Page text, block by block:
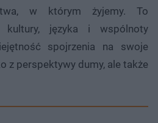
w którym żyjemy. To
kultury, języka i wspólnoty
spojrzenia na swoje
z perspektywy dumy, ale także